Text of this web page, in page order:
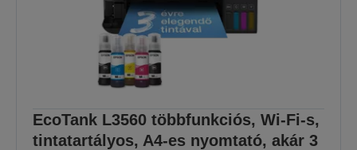
EcoTank L3560 többfunkciós, Wi-Fi-s,
tintatartályos, A4-es nyomtató, akár 3